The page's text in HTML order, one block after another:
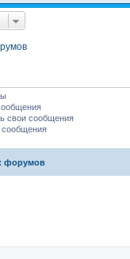
свои сообщения
сообщения
форумов